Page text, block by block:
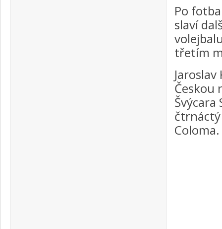
Po
slaví
třetím
Českou
Švýcara
čtrnáctý
Coloma.